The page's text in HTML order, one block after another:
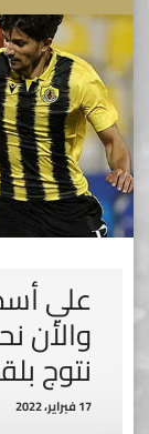
علي
والأن
نتوج
17 فبراير، 2022